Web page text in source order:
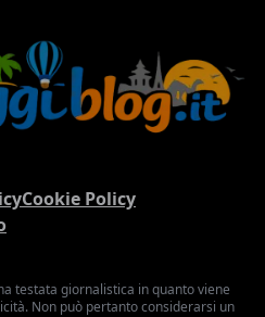
Cookie Policy
testata giornalistica in quanto viene
Non può pertanto considerarsi un